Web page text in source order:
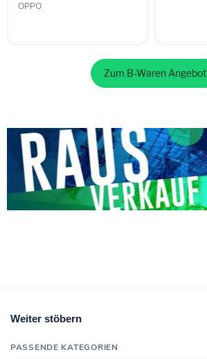
OPPO
Zum B-Waren Angebot
Weiter stöbern
PASSENDE KATEGORIEN